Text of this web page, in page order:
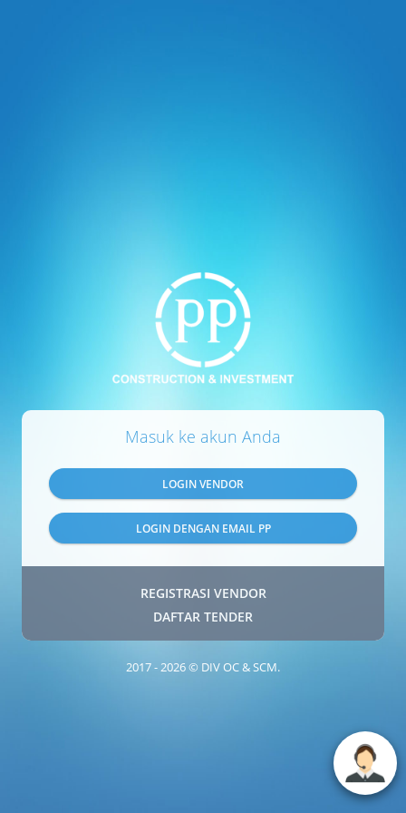
Masuk ke akun Anda
LOGIN VENDOR
LOGIN DENGAN EMAIL PP
REGISTRASI VENDOR
DAFTAR TENDER
2017 - 2026 © DIV OC & SCM.